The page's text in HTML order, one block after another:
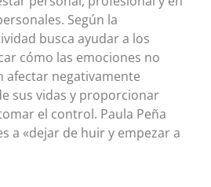
Según la
busca ayudar a los
cómo las emociones no
afectar negativamente
sus vidas y proporcionar
el control. Paula Peña
a «dejar de huir y empezar a